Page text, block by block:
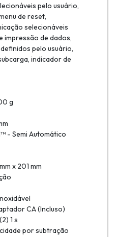
pelo usuário,
de reset,
selecionáveis
impressão de dados,
pelo usuário,
indicador de
g
- Semi Automático
x 201 mm
CA (Incluso)
1 s
por subtração